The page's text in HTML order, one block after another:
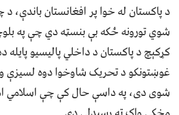
د پاکستان له خوا پر افغانستان باندې،
شوي تورونه ځکه بې بنسټه دي چې په
کړکېچ د پاکستان د داخلي پالیسیو پایله
غوښتونکو د تحریک شاوخوا دوه
شوی دی، په داسې حال کې چې اسلامي